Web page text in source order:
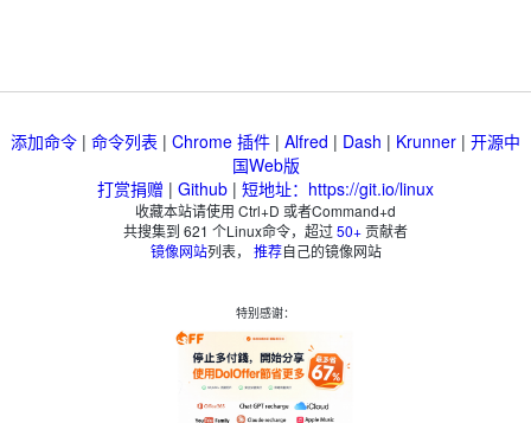
添加命令 | 命令列表 | Chrome 插件 | Alfred | Dash | Krunner | 开源中
国Web版
打赏捐赠 | Github | 短地址：https://git.io/linux
收藏本站请使用 Ctrl+D 或者Command+d
共搜集到 621 个Linux命令，超过50+贡献者
镜像网站列表， 推荐自己的镜像网站
特别感谢：